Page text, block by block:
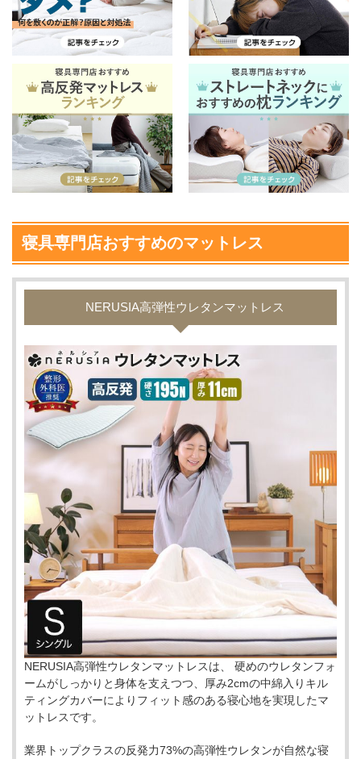
寝具専門店おすすめのマットレス
NERUSIA高弾性ウレタンマットレス
NERUSIA高弾性ウレタンマットレスは、 硬めのウレタンフォ
ームがしっかりと身体を支えつつ、厚み2cmの中綿入りキル
ティングカバーによりフィット感のある寝心地を実現したマ
ットレスです。
業界トップクラスの反発力73%の高弾性ウレタンが自然な寝